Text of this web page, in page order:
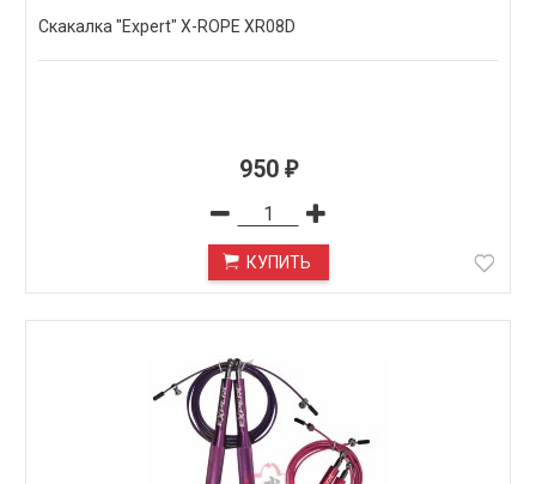
Скакалка "Expert" X-ROPE XR08D
950 ₽
КУПИТЬ